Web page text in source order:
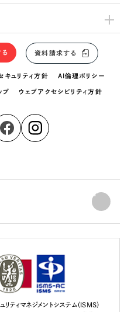
資料請求する
キュリティ方針 AI倫理ポリシー
プ ウェブアクセシビリティ方針
ティマネジメントシステム（ISMS）